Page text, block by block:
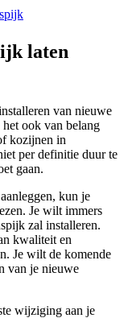
laten
van nieuwe
ook van belang
kozijnen in
per definitie duur te
gaan.
kun je
Je wilt immers
zal installeren.
kwaliteit en
Je wilt de komende
van je nieuwe
wijziging aan je